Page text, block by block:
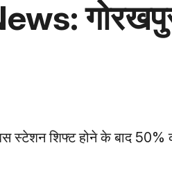
स्टेशन शिफ्ट होने के बाद 50%